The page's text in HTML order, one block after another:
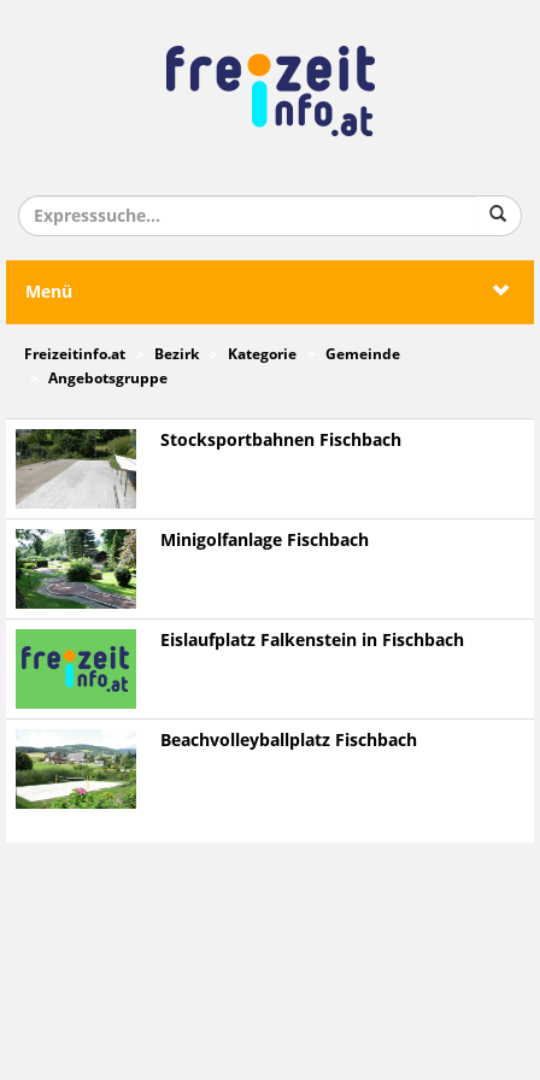
Menü
Freizeitinfo.at Bezirk Kategorie
Gemeinde
Angebotsgruppe
Stocksportbahnen Fischbach
Minigolfanlage Fischbach
Eislaufplatz Falkenstein in Fischbach
Beachvolleyballplatz Fischbach